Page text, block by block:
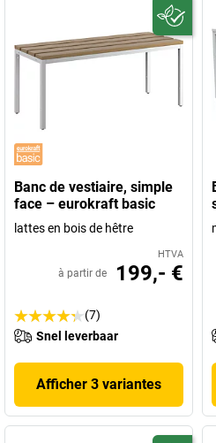
Banc de vestiaire, simple
face – eurokraft basic
lattes en bois de hêtre
HTVA
à partir de 199,- €
(7)
Snel leverbaar
Afficher 3 variantes